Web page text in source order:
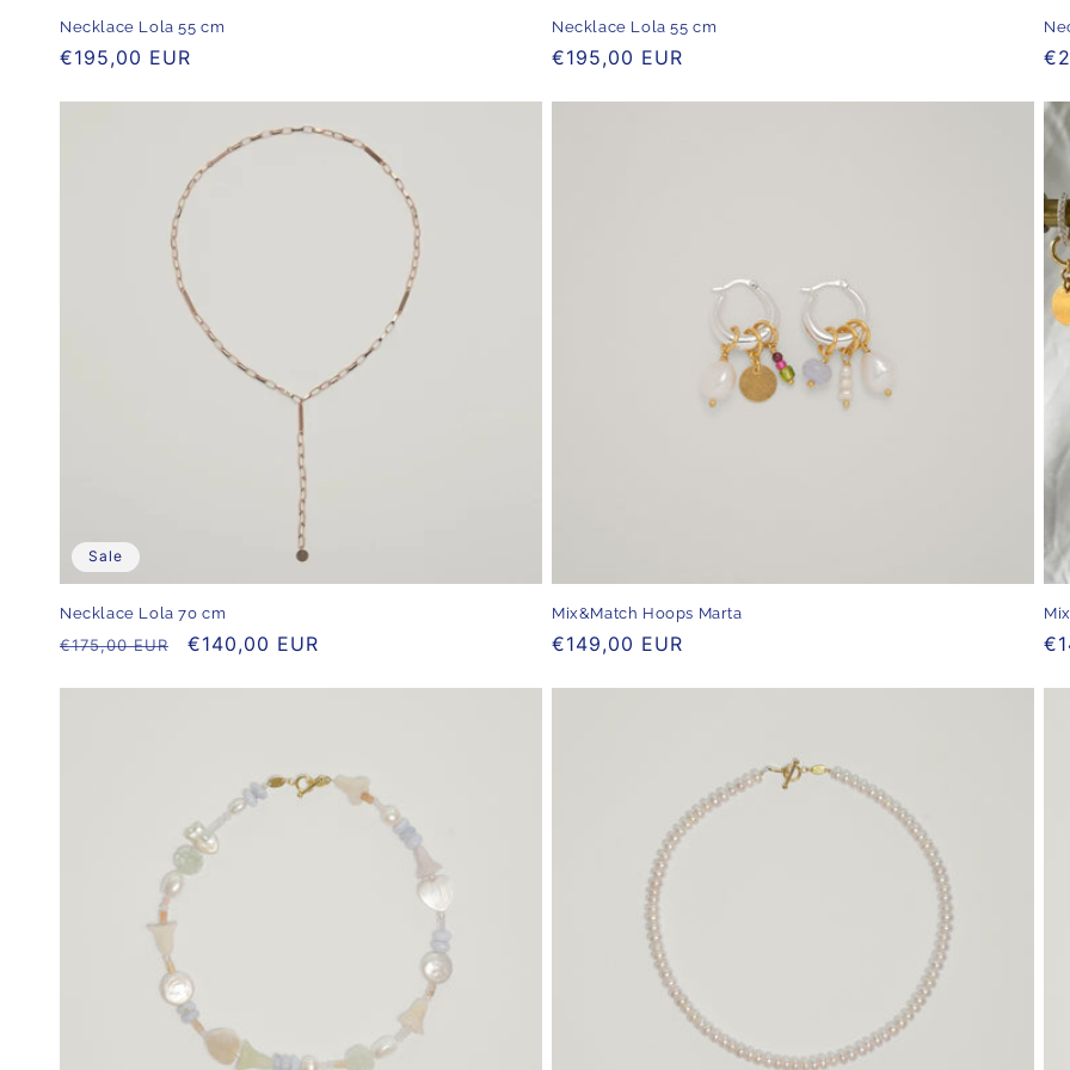
Necklace Lola 55 cm
Normaler
€195,00 EUR
Necklace Lola 55 cm
Normaler
€195,00 EUR
Sale
Necklace Lola 70 cm
Normaler
€175,00 EUR Verkaufspreis
€140,00 EUR
Mix&Match Hoops Marta
Normaler
€149,00 EUR